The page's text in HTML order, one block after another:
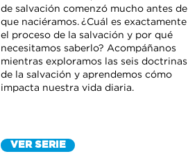
de salvación comenzó mucho antes de
que naciéramos. ¿Cuál es exactamente
el proceso de la salvación y por qué
necesitamos saberlo? Acompáñanos
mientras exploramos las seis doctrinas
de la salvación y aprendemos cómo
impacta nuestra vida diaria.
VER SERIE